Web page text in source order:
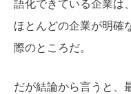
語化できている企業は
ほとんどの企業が明確
際のところだ。
だが結論から言うと、